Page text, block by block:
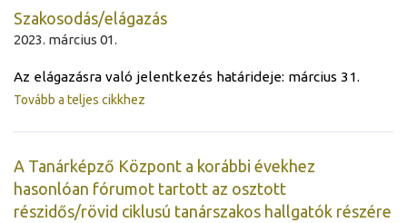
Szakosodás/elágazás
2023. március 01.
Az elágazásra való jelentkezés határideje: március 31.
Tovább a teljes cikkhez
A Tanárképző Központ a korábbi évekhez
hasonlóan fórumot tartott az osztott
részidős/rövid ciklusú tanárszakos hallgatók részére